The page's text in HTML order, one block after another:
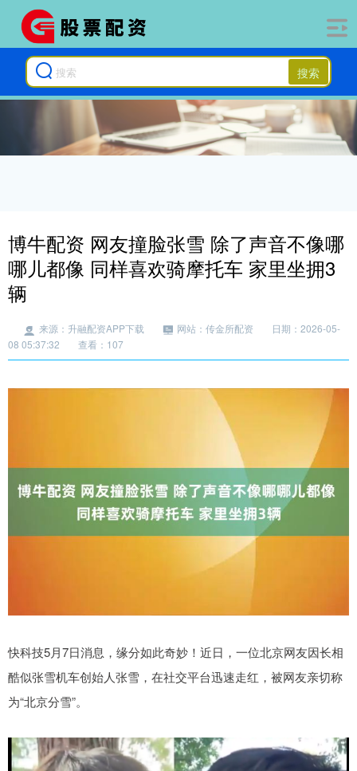
搜索
博牛配资 网友撞脸张雪 除了声音不像哪
哪儿都像 同样喜欢骑摩托车 家里坐拥3
辆
来源：升融配资APP下载 网站：传金所配资
日期：2026-05-
08 05:37:32
查看：107
快科技5月7日消息，缘分如此奇妙！近日，一位北京网友因长相
酷似张雪机车创始人张雪，在社交平台迅速走红，被网友亲切称
为“北京分雪”。